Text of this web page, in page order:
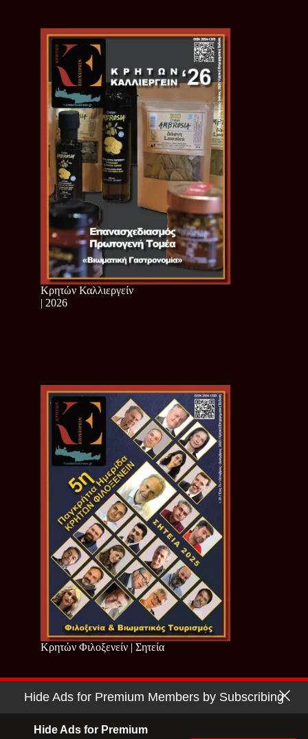
Κρητών Καλλιεργείν
| 2026
Κρητών Φιλοξενείν | Σητεία
Copyright © 2026 - Cretan Business | Κρητών Επιχειρείν
Hide Ads for Premium Members by Subscribing
Hide Ads for Premium